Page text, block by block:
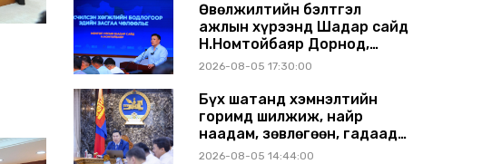
Өвөлжилтийн бэлтгэл
ажлын хүрээнд Шадар сайд
Н.Номтойбаяр Дорнод,
Сүхбаатар аймагт ажиллав
2026-08-05 17:30:00
Бүх шатанд хэмнэлтийн
горимд шилжиж, найр
наадам, зөвлөгөөн, гадаад
томилолтыг хориглолоо
2026-08-05 14:44:00